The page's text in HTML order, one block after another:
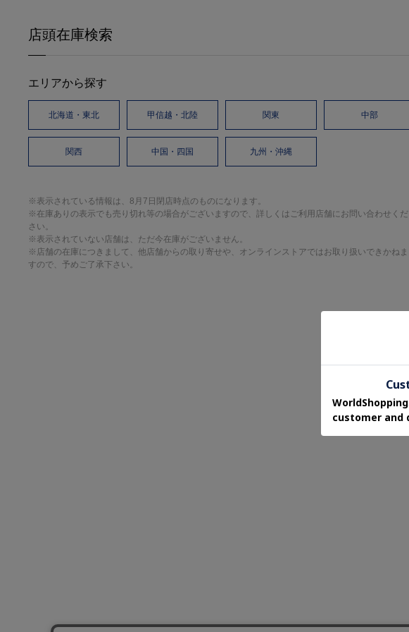
店頭在庫検索
エリアから探す
北海道・東北 甲信越・北陸 関東 中部
関西 中国・四国 九州・沖縄
※表示されている情報は、8月7日閉店時点のものになります。
※在庫ありの表示でも売り切れ等の場合がございますので、詳しくはご利用店舗にお問い合わせくだ
さい。
※表示されていない店舗は、ただ今在庫がございません。
※店舗の在庫につきまして、他店舗からの取り寄せや、オンラインストアではお取り扱いできかねま
すので、予めご了承下さい。